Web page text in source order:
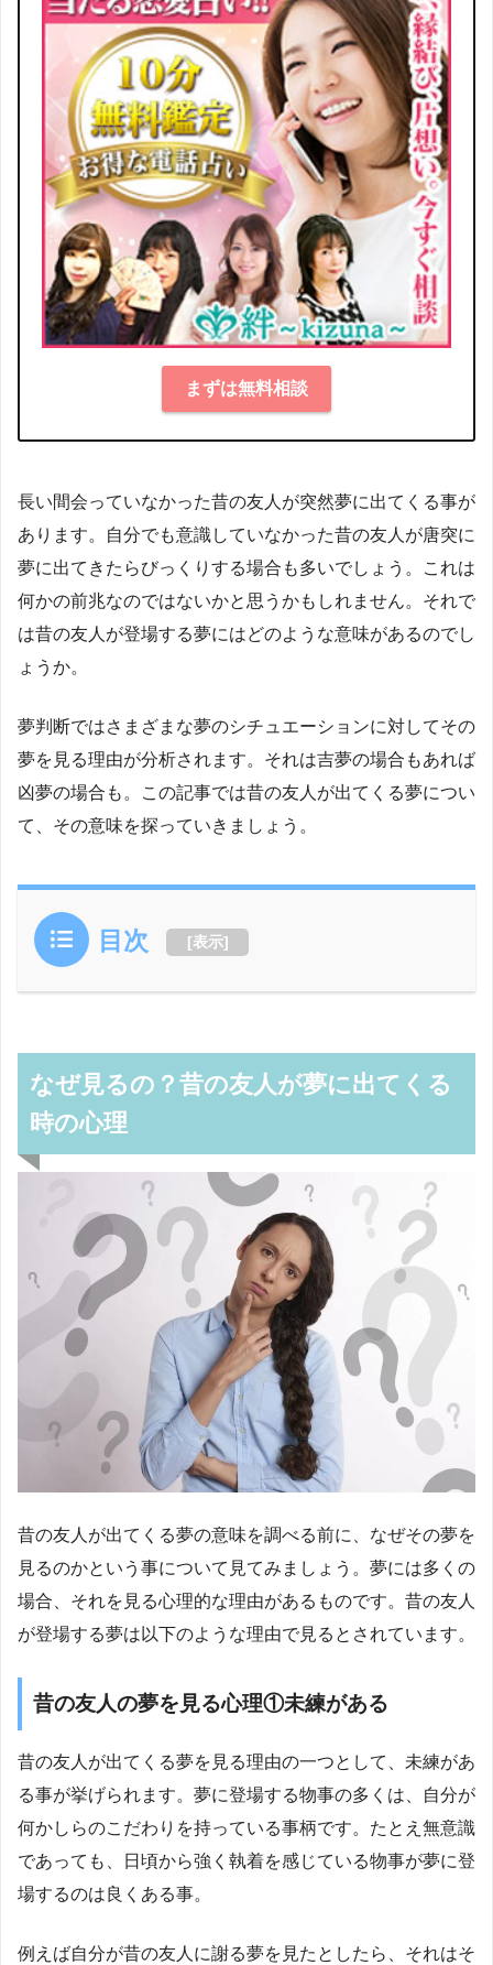
まずは無料相談
長い間会っていなかった昔の友人が突然夢に出てくる事が
あります。自分でも意識していなかった昔の友人が唐突に
夢に出てきたらびっくりする場合も多いでしょう。これは
何かの前兆なのではないかと思うかもしれません。それで
は昔の友人が登場する夢にはどのような意味があるのでし
ょうか。
夢判断ではさまざまな夢のシチュエーションに対してその
夢を見る理由が分析されます。それは吉夢の場合もあれば
凶夢の場合も。この記事では昔の友人が出てくる夢につい
て、その意味を探っていきましょう。
目次 [表示]
なぜ見るの？昔の友人が夢に出てくる
時の心理
昔の友人が出てくる夢の意味を調べる前に、なぜその夢を
見るのかという事について見てみましょう。夢には多くの
場合、それを見る心理的な理由があるものです。昔の友人
が登場する夢は以下のような理由で見るとされています。
昔の友人の夢を見る心理①未練がある
昔の友人が出てくる夢を見る理由の一つとして、未練があ
る事が挙げられます。夢に登場する物事の多くは、自分が
何かしらのこだわりを持っている事柄です。たとえ無意識
であっても、日頃から強く執着を感じている物事が夢に登
場するのは良くある事。
例えば自分が昔の友人に謝る夢を見たとしたら、それはそ